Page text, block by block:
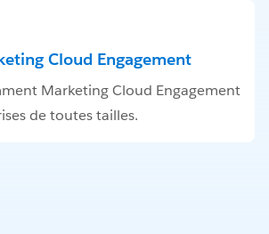
Cloud Engagement
Marketing Cloud Engagement
de toutes tailles.